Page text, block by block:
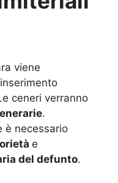
viene
ceneri verranno
.
è necessario
e
del defunto.